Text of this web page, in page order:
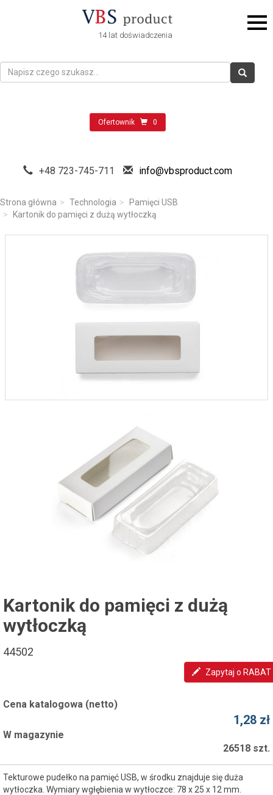
14 lat doświadczenia
Ofertownik 0
+48 723-745-711 info@vbsproduct.com
Strona główna Technologia
Pamięci USB
Kartonik do pamięci z dużą wytłoczką
Kartonik do pamięci z dużą
wytłoczką
44502
Zapytaj o RABAT
Cena katalogowa (netto)
1,28 zł
W magazynie
26518 szt.
Tekturowe pudełko na pamięć USB, w środku znajduje się duża
wytłoczka. Wymiary wgłębienia w wytłoczce: 78 x 25 x 12 mm.